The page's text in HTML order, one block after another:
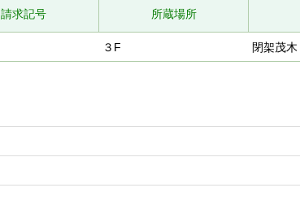
請求記号 所蔵場所
３F 閉架茂木